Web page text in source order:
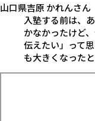
山口県吉原 かれんさん
入塾する前は、
かなかったけど
伝えたい」って
も大きくなったと